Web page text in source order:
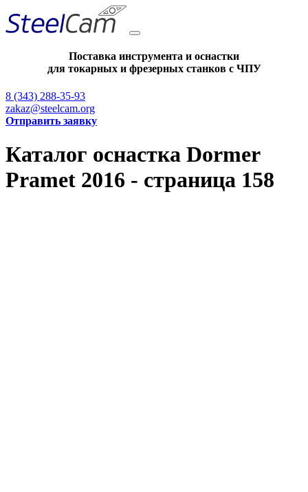
Поставка инструмента и оснастки
для токарных и фрезерных станков с ЧПУ
8 (343) 288-35-93
zakaz@steelcam.org
Отправить заявку
Каталог оснастка Dormer
Pramet 2016 - страница 158